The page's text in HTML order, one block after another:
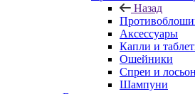
Назад
Аксессуары
Капли и
Ошейники
Спреи и
Шампуни